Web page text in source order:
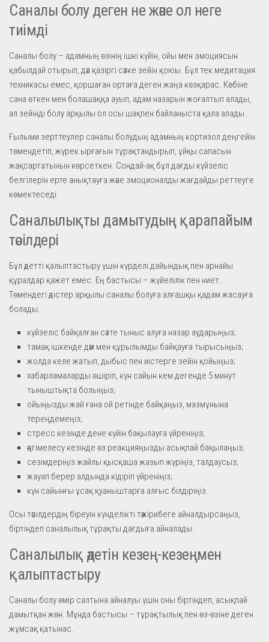
Саналы болу деген не және ол неге
тиімді
Саналы болу – адамның өзінің ішкі күйін, ойы мен эмоциясын
қабылдай отырып, дәл қазіргі сәтке зейін қоюы. Бұл тек медитация
техникасы емес, қоршаған ортаға деген жаңа көзқарас. Көбіне
сана өткен мен болашаққа ауып, адам назарын жоғалтып алады,
ал зейінді болу арқылы ол осы шақпен байланыста қала алады.
Ғылыми зерттеулер саналы болудың адамның кортизол деңгейін
төмендетіп, жүрек ырғағын тұрақтандырып, ұйқы сапасын
жақсартатынын көрсеткен. Сондай-ақ бұл дағды күйзеліс
белгілерін ерте анықтауға және эмоционалды жағдайды реттеуге
көмектеседі.
Саналылықты дамытудың қарапайым
тәсілдері
Бұл әдетті қалыптастыру үшін күрделі дайындық пен арнайы
құралдар қажет емес. Ең бастысы – жүйелілік пен ниет.
Төмендегі әдістер арқылы саналы болуға алғашқы қадам жасауға
болады.
күйзеліс байқалған сәтте тыныс алуға назар аударыңыз;
тамақ ішкенде дәм мен құрылымды байқауға тырысыңыз;
жолда келе жатып, дыбыс пен иістерге зейін қойыңыз;
хабарламаларды өшіріп, күн сайын кем дегенде 5 минут
тыныштықта болыңыз;
ойыңызды жай ғана ой ретінде байқаңыз, мазмұнына
тереңдемеңіз;
стресс кезінде дене күйін бақылауға үйреніңіз;
әңгімелесу кезінде өз реакцияңызды асықпай бақылаңыз;
сезімдеріңіз жайлы қысқаша жазып жүріңіз, талдаусыз;
жауап берер алдында кідіріп үйреніңіз;
күн сайынғы ұсақ қуаныштарға алғыс білдіріңіз.
Осы тәсілдердің біреуін күнделікті тәжірибеге айналдырсаңыз,
біртіндеп саналылық тұрақты дағдыға айналады.
Саналылық әдетін кезең-кезеңмен
қалыптастыру
Саналы болу өмір салтына айналуы үшін оны біртіндеп, асықпай
дамытқан жөн. Мұнда бастысы – тұрақтылық пен өз-өзіне деген
жұмсақ қатынас.